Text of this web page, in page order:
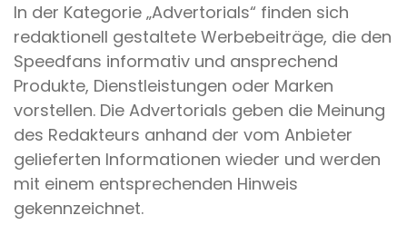
In der Kategorie „Advertorials“ finden sich
redaktionell gestaltete Werbebeiträge, die den
Speedfans informativ und ansprechend
Produkte, Dienstleistungen oder Marken
vorstellen. Die Advertorials geben die Meinung
des Redakteurs anhand der vom Anbieter
gelieferten Informationen wieder und werden
mit einem entsprechenden Hinweis
gekennzeichnet.